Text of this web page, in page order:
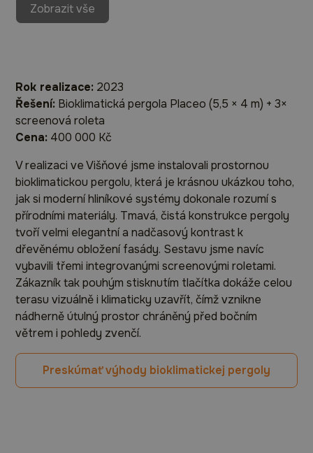
Zobrazit vše
Rok realizace: 2023
Řešení: Bioklimatická pergola Placeo (5,5 × 4 m) + 3×
screenová roleta
Cena: 400 000 Kč
V realizaci ve Višňové jsme instalovali prostornou
bioklimatickou pergolu, která je krásnou ukázkou toho,
jak si moderní hliníkové systémy dokonale rozumí s
přírodními materiály. Tmavá, čistá konstrukce pergoly
tvoří velmi elegantní a nadčasový kontrast k
dřevěnému obložení fasády. Sestavu jsme navíc
vybavili třemi integrovanými screenovými roletami.
Zákazník tak pouhým stisknutím tlačítka dokáže celou
terasu vizuálně i klimaticky uzavřít, čímž vznikne
nádherně útulný prostor chráněný před bočním
větrem i pohledy zvenčí.
Preskúmať výhody bioklimatickej pergoly